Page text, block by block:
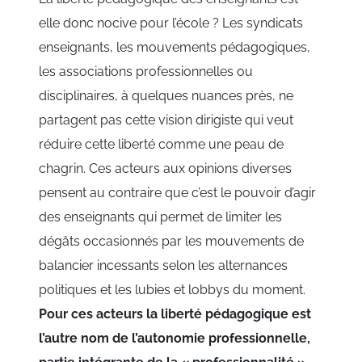
elle donc nocive pour l’école ? Les syndicats
enseignants, les mouvements pédagogiques,
les associations professionnelles ou
disciplinaires, à quelques nuances près, ne
partagent pas cette vision dirigiste qui veut
réduire cette liberté comme une peau de
chagrin. Ces acteurs aux opinions diverses
pensent au contraire que c’est le pouvoir d’agir
des enseignants qui permet de limiter les
dégâts occasionnés par les mouvements de
balancier incessants selon les alternances
politiques et les lubies et lobbys du moment.
Pour ces acteurs la liberté pédagogique est
l’autre nom de l’autonomie professionnelle,